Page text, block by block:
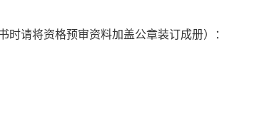
请将资格预审资料加盖公章装订成册）：